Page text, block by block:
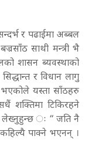
र पढाईमा अब्बल
साथी मन्त्री भै
शासन ब्यवस्थाको
र विधान लागु
भएकोले यस्ता साँठहरु
शक्तिमा टिकिरहने
लेख्नुहुन्छ ः “ जति नै
पाक्ने भएनन् ।